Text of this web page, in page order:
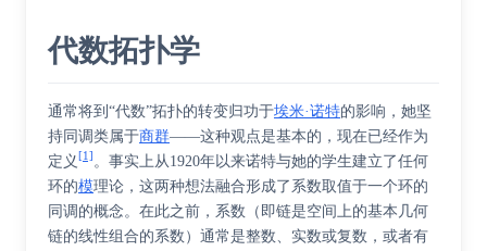
代数拓扑学
通常将到“代数”拓扑的转变归功于埃米·诺特的影响，她坚
持同调类属于商群——这种观点是基本的，现在已经作为
定义 [1] 。事实上从1920年以来诺特与她的学生建立了任何
环的模理论，这两种想法融合形成了系数取值于一个环的
同调的概念。在此之前，系数（即链是空间上的基本几何
链的线性组合的系数）通常是整数、实数或复数，或者有